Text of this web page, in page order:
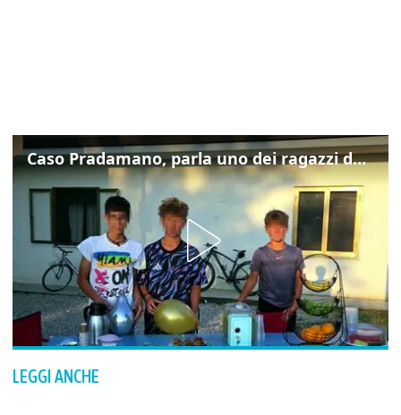
Caso Pradamano, parla uno dei ragazzi denunciati per la limonata: "Volevo anche aiutare i miei"
LEGGI ANCHE